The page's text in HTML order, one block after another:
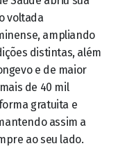
voltada
ampliando
distintas, além
e de maior
de 40 mil
gratuita e
assim a
ao seu lado.